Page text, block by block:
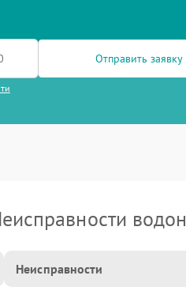
Отправить
Неисправности